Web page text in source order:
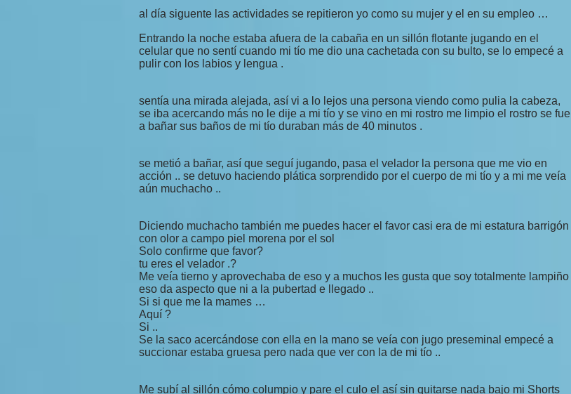
al día siguente las actividades se repitieron yo como su mujer y el en su empleo …
Entrando la noche estaba afuera de la cabaña en un sillón flotante jugando en el
celular que no sentí cuando mi tío me dio una cachetada con su bulto, se lo empecé a
pulir con los labios y lengua .
sentía una mirada alejada, así vi a lo lejos una persona viendo como pulia la cabeza,
se iba acercando más no le dije a mi tío y se vino en mi rostro me limpio el rostro se fue
a bañar sus baños de mi tío duraban más de 40 minutos .
se metió a bañar, así que seguí jugando, pasa el velador la persona que me vio en
acción .. se detuvo haciendo plática sorprendido por el cuerpo de mi tío y a mi me veía
aún muchacho ..
Diciendo muchacho también me puedes hacer el favor casi era de mi estatura barrigón
con olor a campo piel morena por el sol
Solo confirme que favor?
tu eres el velador .?
Me veía tierno y aprovechaba de eso y a muchos les gusta que soy totalmente lampiño
eso da aspecto que ni a la pubertad e llegado ..
Si si que me la mames …
Aquí ?
Si ..
Se la saco acercándose con ella en la mano se veía con jugo preseminal empecé a
succionar estaba gruesa pero nada que ver con la de mi tío ..
Me subí al sillón cómo columpio y pare el culo el así sin quitarse nada bajo mi Shorts